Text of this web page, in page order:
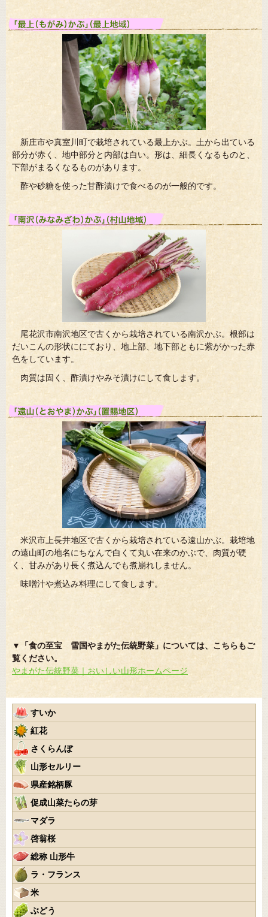
新庄市や真室川町で栽培されている最上かぶ。土から出ている
部分が赤く、地中部分と内部は白い。形は、細長くなるものと、
下部がまるくなるものがあります。
酢や砂糖を使った甘酢漬けで食べるのが一般的です。
尾花沢市南沢地区で古くから栽培されている南沢かぶ。根部は
だいこんの形状ににており、地上部、地下部ともに紫がかった赤
色をしています。
肉質は固く、酢漬けやみそ漬けにして食します。
米沢市上長井地区で古くから栽培されている遠山かぶ。栽培地
の遠山町の地名にちなんで白くて丸い在来のかぶで、肉質が硬
く、甘みがあり長く煮込んでも煮崩れしません。
味噌汁や煮込み料理にして食します。
▼「食の至宝 雪国やまがた伝統野菜」については、こちらもご
覧ください。
やまがた伝統野菜｜おいしい山形ホームページ
すいか
紅花
さくらんぼ
山形セルリー
県産銘柄豚
促成山菜たらの芽
マダラ
啓翁桜
総称 山形牛
ラ・フランス
米
ぶどう